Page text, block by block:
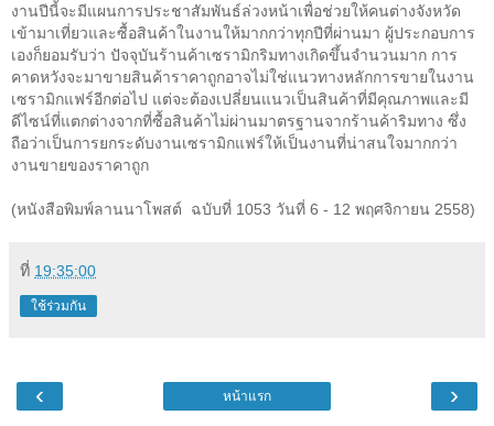
งานปีนี้จะมีแผนการประชาสัมพันธ์ล่วงหน้าเพื่อช่วยให้คนต่างจังหวัด
เข้ามาเที่ยวและซื้อสินค้าในงานให้มากกว่าทุกปีที่ผ่านมา ผู้ประกอบการ
เองก็ยอมรับว่า ปัจจุบันร้านค้าเซรามิกริมทางเกิดขึ้นจำนวนมาก การ
คาดหวังจะมาขายสินค้าราคาถูกอาจไม่ใช่แนวทางหลักการขายในงาน
เซรามิกแฟร์อีกต่อไป แต่จะต้องเปลี่ยนแนวเป็นสินค้าที่มีคุณภาพและมี
ดีไซน์ที่แตกต่างจากที่ซื้อสินค้าไม่ผ่านมาตรฐานจากร้านค้าริมทาง ซึ่ง
ถือว่าเป็นการยกระดับงานเซรามิกแฟร์ให้เป็นงานที่น่าสนใจมากกว่า
งานขายของราคาถูก
(หนังสือพิมพ์ลานนาโพสต์ ฉบับที่ 1053 วันที่ 6 - 12 พฤศจิกายน 2558)
ที่ 19:35:00
ใช้ร่วมกัน
‹ ›
หน้าแรก